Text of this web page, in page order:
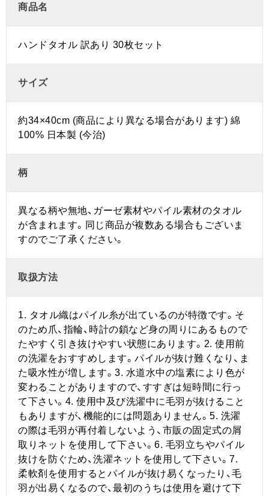
商品名
ハンドタオル 訳あり 30枚セット
サイズ
約34×40cm (商品により異なる場合があります) 綿
100% 日本製 (今治)
柄
異なる柄や無地、ガーゼ素材やパイル素材のタオル
が含まれます。同じ商品が複数ある場合もございま
すのでご了承ください。
取扱方法
1. タオル織はパイル糸が出ているのが特徴です。そ
のため爪、指輪、時計の鎖など身の周りにあるもので
たやすく引き抜けやすい状態にあります。2. 使用前
の洗濯をおすすめします。パイルが抜け難くなり、ま
た吸水性が増します。3. 水道水中の塩素により色が
変わることがありますので、すすぎは短時間に行っ
て下さい。4. 使用中及び洗濯中に毛羽が抜けること
もありますが、機能的には問題ありません。5. 洗濯
の際は毛羽が再付着しないよう、市販の固定式の屑
取りネットを使用して下さい。6. 毛羽立ちやパイル
抜けを防ぐため、洗濯ネットを使用して下さい。7.
柔軟剤を使用するとパイルが抜け易くなったり、毛
羽が出易くなるので、最初のうちは使用を避けて下